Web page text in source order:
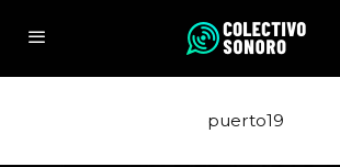
puerto19